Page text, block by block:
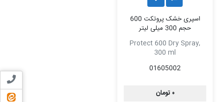
تماس
ایتا
اسپری خشک پروتکت 600
حجم 300 میلی لیتر
Protect 600 Dry Spray,
300 ml
01605002
۰ تومان